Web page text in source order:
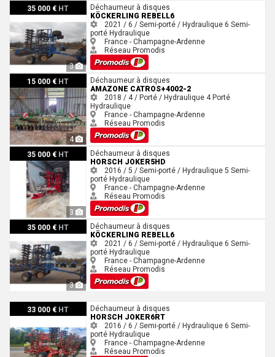
35 000 € HT
3
Köckerling REBELL6
Déchaumeur à disques
KÖCKERLING REBELL6
2021 / 6 / Semi-porté / Hydraulique 6 Semi-
porté Hydraulique
France - Champagne-Ardenne
Réseau Promodis
15 000 € HT
4
Amazone CATROS+4002-2Déchaumeur à disques
AMAZONE CATROS+4002-2
2018 / 4 / Porté / Hydraulique 4 Porté
Hydraulique
France - Champagne-Ardenne
Réseau Promodis
35 000 € HT
3
Horsch JOKER5HD
Déchaumeur à disques
HORSCH JOKER5HD
2016 / 5 / Semi-porté / Hydraulique 5 Semi-
porté Hydraulique
France - Champagne-Ardenne
Réseau Promodis
35 000 € HT
3
Köckerling REBELL6
Déchaumeur à disques
KÖCKERLING REBELL6
2021 / 6 / Semi-porté / Hydraulique 6 Semi-
porté Hydraulique
France - Champagne-Ardenne
Réseau Promodis
33 000 € HT
Horsch JOKER6RT
Déchaumeur à disques
HORSCH JOKER6RT
2016 / 6 / Semi-porté / Hydraulique 6 Semi-
porté Hydraulique
France - Champagne-Ardenne
Réseau Promodis